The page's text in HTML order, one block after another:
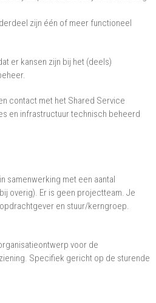
zijn één of meer functioneel
er kansen zijn bij het (deels)
contact met het Shared Service
en infrastructuur technisch beheerd
samenwerking met een aantal
overig). Er is geen projectteam. Je
en stuur/kerngroep.
voor de
Specifiek gericht op de sturende